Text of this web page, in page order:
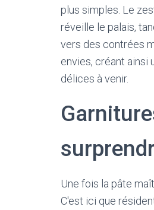
plus simples. Le
réveille le palais,
vers des contrées
envies, créant ainsi
délices à venir.
Une fois la pâte
C'est ici que